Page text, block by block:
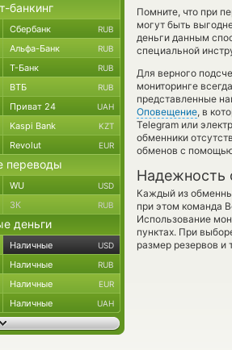
Помните, что при
могут быть
деньги данным
специальной
Для верного
мониторинге
представленные
Оповещение, в
Telegram или
обменники
обменов с
Надежность
Каждый из
при этом команда
Использование
пунктах. При
размер резервов и
банкинг
Сбербанк RUB
Альфа-Банк RUB
Т-Банк RUB
ВТБ RUB
Приват 24 UAH
Kaspi Bank KZT
Revolut EUR
переводы
WU USD
ЗК RUB
деньги
Наличные USD
Наличные RUB
Наличные EUR
Наличные UAH